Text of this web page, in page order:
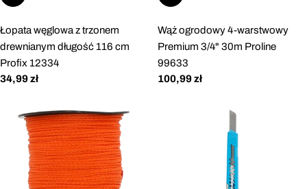
Łopata węglowa z trzonem
drewnianym długość 116 cm
Profix 12334
Cena
34,99 zł
Wąż ogrodowy 4-warstwowy
Premium 3/4" 30m Proline
99633
Cena
100,99 zł